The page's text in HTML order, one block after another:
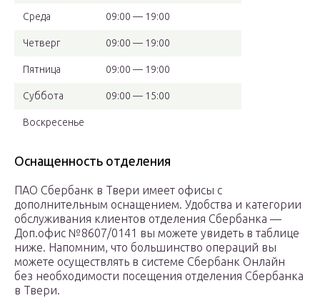
Среда 09:00 — 19:00
Четверг 09:00 — 19:00
Пятница 09:00 — 19:00
Суббота 09:00 — 15:00
Воскресенье
Оснащенность отделения
ПАО Сбербанк в Твери имеет офисы с
дополнительным оснащением. Удобства и категории
обслуживания клиентов отделения Сбербанка —
Доп.офис №8607/0141 вы можете увидеть в таблице
ниже. Напомним, что большинство операций вы
можете осуществлять в системе Сбербанк Онлайн
без необходимости посещения отделения Сбербанка
в Твери.